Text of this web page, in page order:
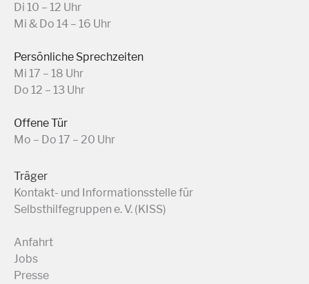
Di 10 – 12 Uhr
Mi & Do 14 – 16 Uhr
Persönliche Sprechzeiten
Mi 17 – 18 Uhr
Do 12 – 13 Uhr
Offene Tür
Mo – Do 17 – 20 Uhr
Träger
Kontakt- und Informationsstelle für
Selbsthilfegruppen e. V. (KISS)
Anfahrt
Jobs
Presse